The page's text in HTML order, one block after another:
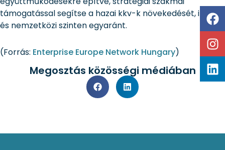
támogatással segítse a hazai kkv-k növekedését, itthon
és nemzetközi szinten egyaránt.
(Forrás: Enterprise Europe Network Hungary)
Megosztás közösségi médiában